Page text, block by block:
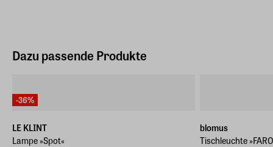
Dazu passende Produkte
-36%
LE KLINT
Lampe »Spot«
blomus
Tischleuchte